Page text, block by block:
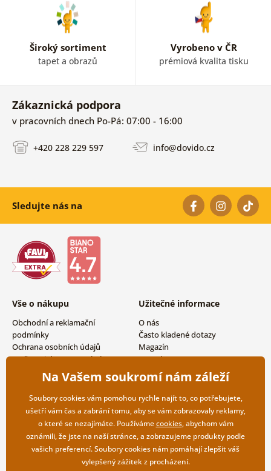
Široký sortiment
tapet a obrazů
Vyrobeno v ČR
prémiová kvalita tisku
Zákaznická podpora
v pracovních dnech Po-Pá: 07:00 - 16:00
+420 228 229 597 info@dovido.cz
Sledujte nás na
Vše o nákupu
Obchodní a reklamační
podmínky
Ochrana osobních údajů
Možnosti dopravy a platby
Vrácení zboží
Užitečné informace
O nás
Často kladené dotazy
Magazín
Kontakty
Velkoobchodní spolupráce
Na Vašem soukromí nám záleží
Soubory cookies vám pomohou rychle najít to, co potřebujete,
ušetří vám čas a zabrání tomu, aby se vám zobrazovaly reklamy,
o které se nezajímáte. Používámecookies, abychom vám
oznámili, že jste na naší stránce, a zobrazujeme produkty podle
vašich preferencí. Soubory cookies nám pomáhají zlepšit váš
vylepšený zážitek z procházení.